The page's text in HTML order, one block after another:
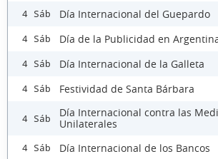
4 Sáb Día Internacional del Guepardo
4 Sáb Día de la Publicidad en
4 Sáb Día Internacional de la Galleta
4 Sáb Festividad de Santa Bárbara
4 Sáb
Día Internacional contra las
Unilaterales
4 Sáb Día Internacional de los Bancos